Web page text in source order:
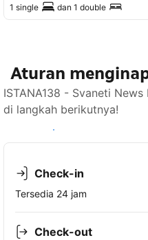
1 single dan 1 double
Aturan
ISTANA138 - Svaneti
di langkah berikutnya!
Lihat ketersediaan
Check-in
Tersedia 24 jam
Check-out